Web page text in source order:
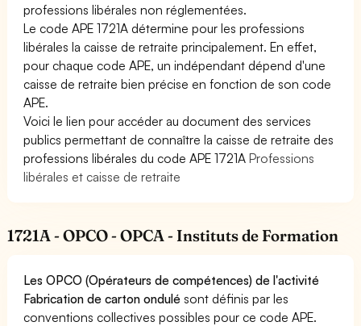
professions libérales non réglementées.
Le code APE 1721A détermine pour les professions
libérales la caisse de retraite principalement. En effet,
pour chaque code APE, un indépendant dépend d'une
caisse de retraite bien précise en fonction de son code
APE.
Voici le lien pour accéder au document des services
publics permettant de connaître la caisse de retraite des
professions libérales du code APE 1721AProfessions
libérales et caisse de retraite
1721A - OPCO - OPCA - Instituts de Formation
Les OPCO (Opérateurs de compétences) de l'activité
Fabrication de carton ondulé sont définis par les
conventions collectives possibles pour ce code APE.